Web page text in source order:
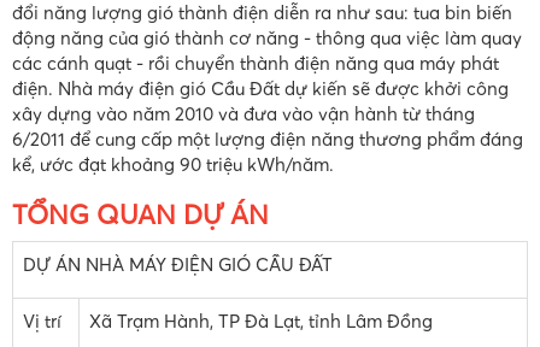
đổi năng lượng gió thành điện diễn ra như sau: tua bin biến
động năng của gió thành cơ năng - thông qua việc làm quay
các cánh quạt - rồi chuyển thành điện năng qua máy phát
điện. Nhà máy điện gió Cầu Đất dự kiến sẽ được khởi công
xây dựng vào năm 2010 và đưa vào vận hành từ tháng
6/2011 để cung cấp một lượng điện năng thương phẩm đáng
kể, ước đạt khoảng 90 triệu kWh/năm.
TỔNG QUAN DỰ ÁN
DỰ ÁN NHÀ MÁY ĐIỆN GIÓ CẦU ĐẤT
Vị trí Xã Trạm Hành, TP Đà Lạt, tỉnh Lâm Đồng